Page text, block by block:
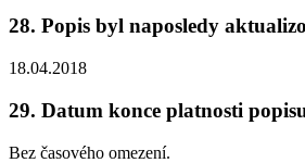
28. Popis byl naposledy
18.04.2018
29. Datum konce platnosti
Bez časového omezení.